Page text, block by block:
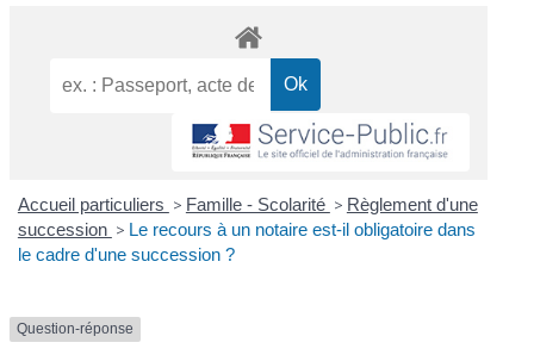
Accueil particuliers > Famille - Scolarité > Règlement d'une
succession > Le recours à un notaire est-il obligatoire dans
le cadre d'une succession ?
Question-réponse